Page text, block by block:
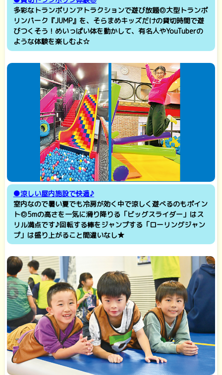
多彩なトランポリンアトラクションで遊び放題◎大型トランポ
リンパーク『JUMP』を、そらまめキッズだけの貸切時間で遊
びつくそう！めいっぱい体を動かして、有名人やYouTuberの
ような体験を楽しむよ☆
●涼しい屋内施設で快適♪
室内なので暑い夏でも冷房が効く中で涼しく遊べるのもポイン
ト◎5mの高さを一気に滑り降りる「ビッグスライダー」はス
リル満点です♪回転する棒をジャンプする「ローリングジャン
プ」は盛り上がること間違いなし★